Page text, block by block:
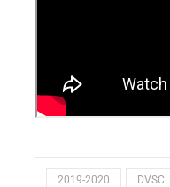
2019-2020 DVSC